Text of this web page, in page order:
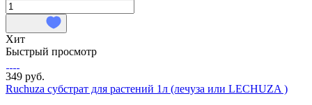
Хит
Быстрый просмотр
349 руб.
Ruchuza субстрат для растений 1л (лечуза или LECHUZA )